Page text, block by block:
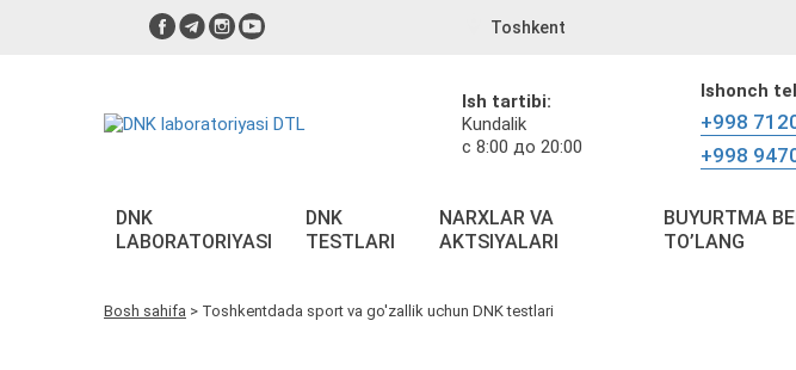
Toshkent
Ish tartibi:
Kundalik
с 8:00 до 20:00
Ishonch
+998
+998
DNK
LABORATORIYASI
DNK
TESTLARI
NARXLAR VA
AKTSIYALARI
BUYURTMA
TO’LANG
Bosh sahifa > Toshkentdada sport va go'zallik uchun DNK testlari